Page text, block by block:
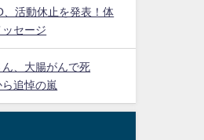
、活動休止を発表！体
セージ
ん、大腸がんで死
追悼の嵐